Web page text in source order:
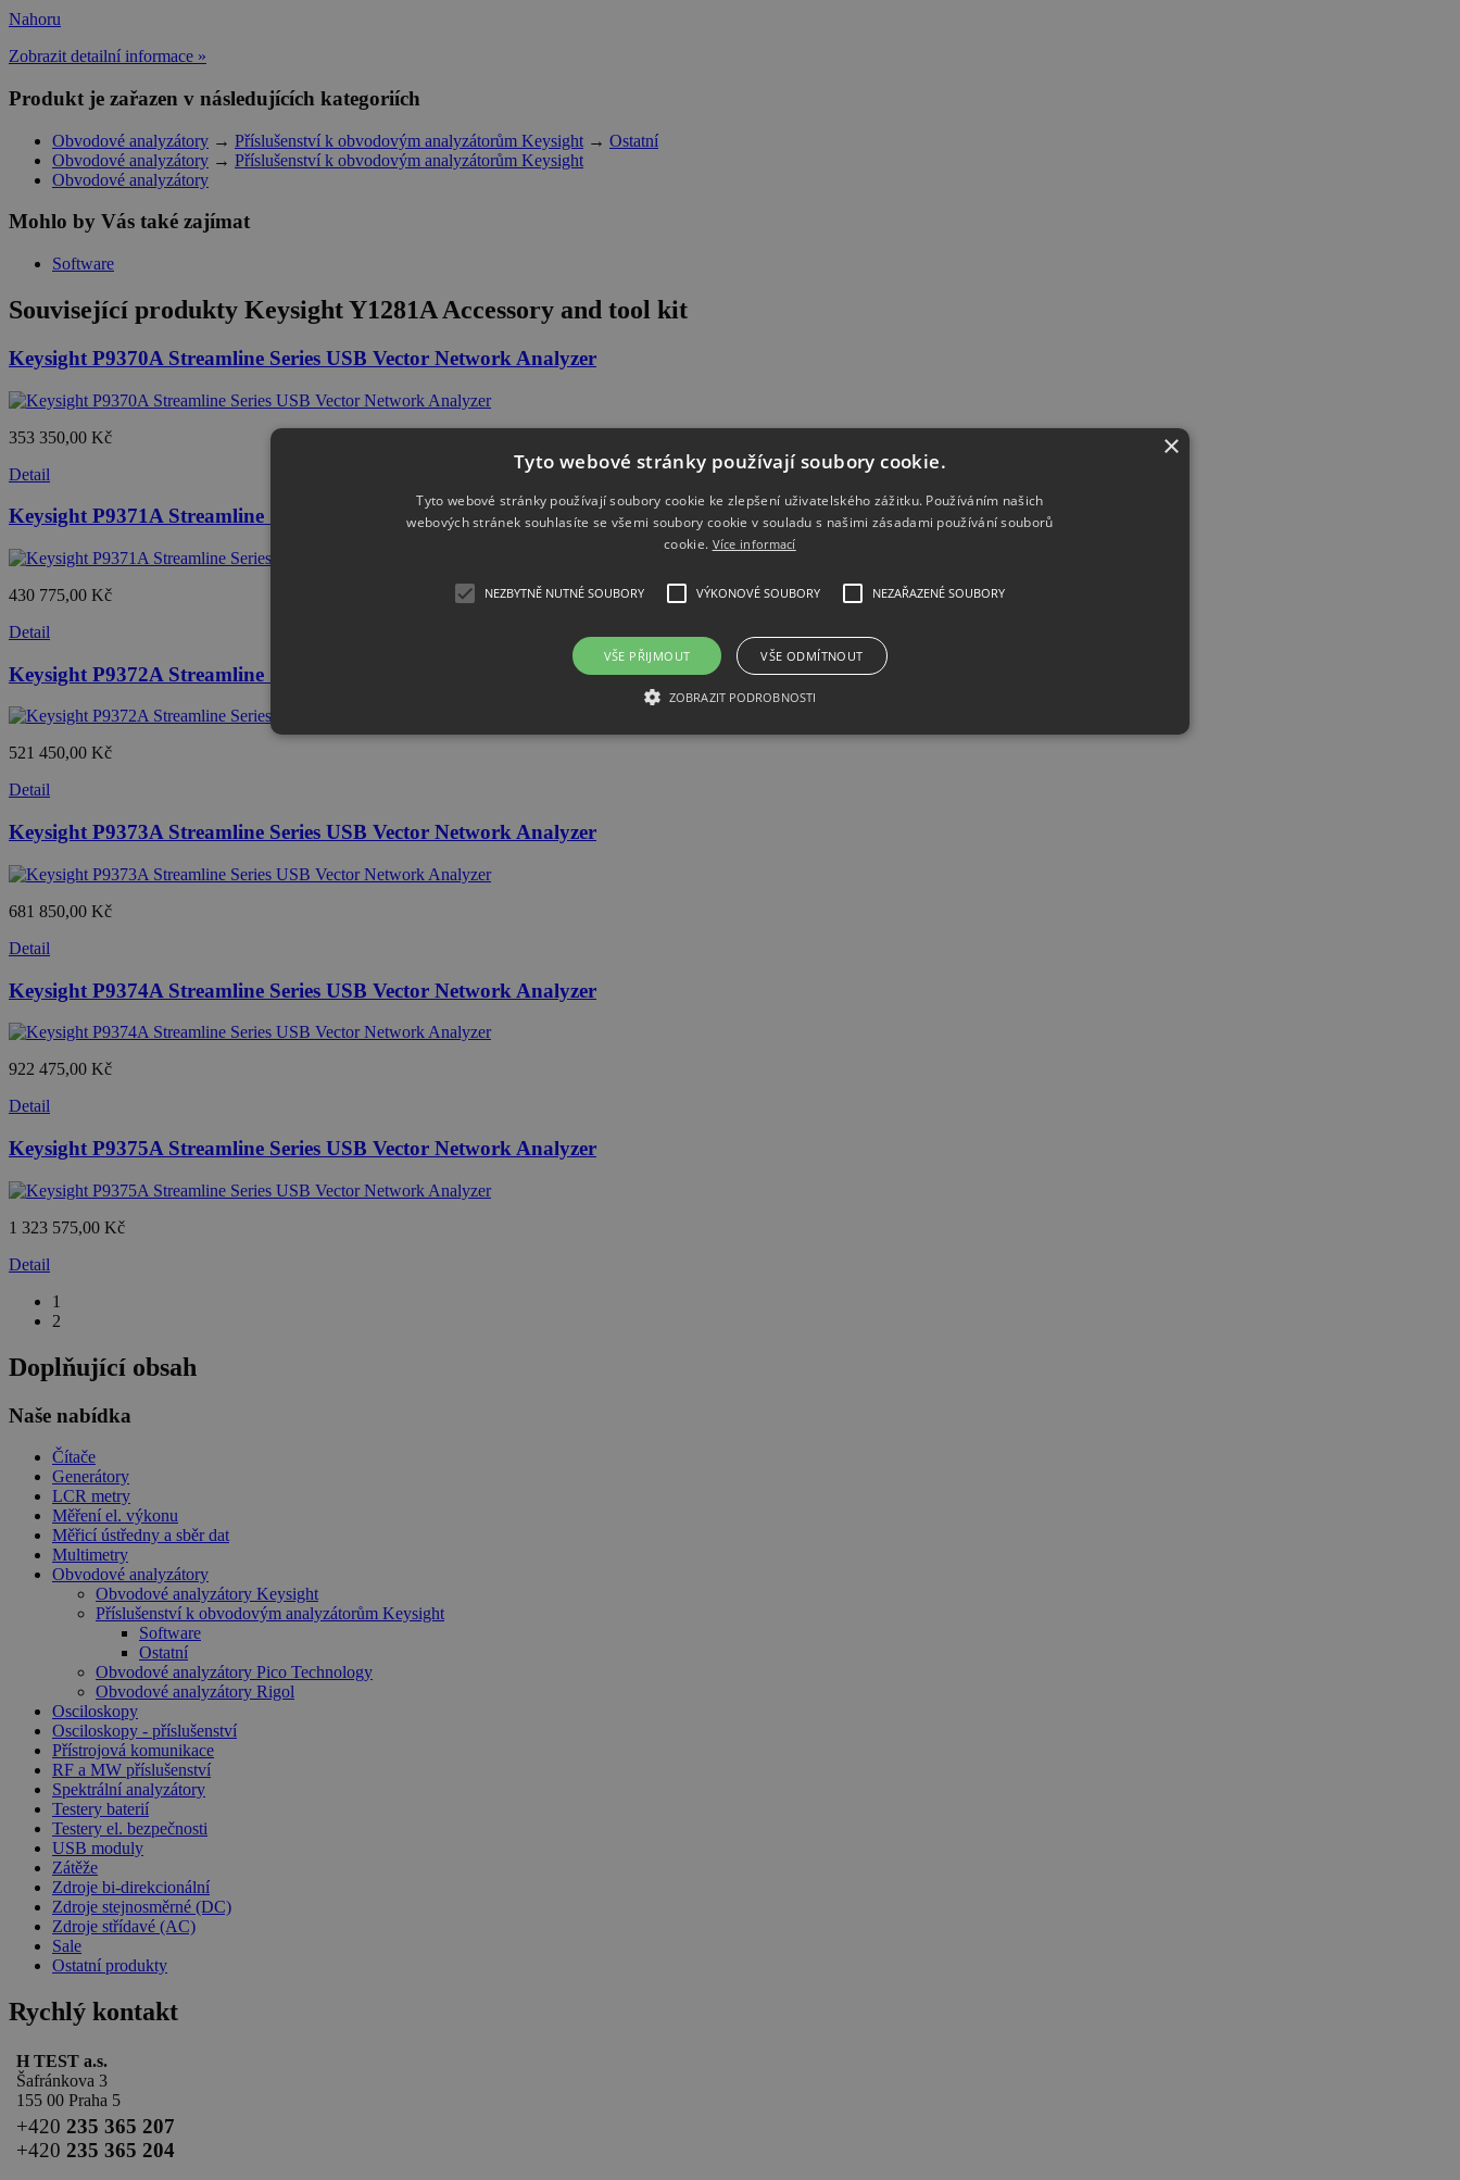
Nahoru
Zobrazit detailní informace »
Produkt je zařazen v následujících kategoriích
Obvodové analyzátory → Příslušenství k obvodovým analyzátorům Keysight → Ostatní
Obvodové analyzátory → Příslušenství k obvodovým analyzátorům Keysight
Obvodové analyzátory
Mohlo by Vás také zajímat
Software
Související produkty Keysight Y1281A Accessory and tool kit
Keysight P9370A Streamline Series USB Vector Network Analyzer
353 350,00 Kč
Detail
Keysight P9371A Streamline Series USB Vector Network Analyzer
430 775,00 Kč
Detail
Keysight P9372A Streamline Series USB Vector Network Analyzer
521 450,00 Kč
Detail
Keysight P9373A Streamline Series USB Vector Network Analyzer
681 850,00 Kč
Detail
Keysight P9374A Streamline Series USB Vector Network Analyzer
922 475,00 Kč
Detail
Keysight P9375A Streamline Series USB Vector Network Analyzer
1 323 575,00 Kč
Detail
1
2
Doplňující obsah
Naše nabídka
Čítače
Generátory
LCR metry
Měření el. výkonu
Měřicí ústředny a sběr dat
Multimetry
Obvodové analyzátory
Obvodové analyzátory Keysight
Příslušenství k obvodovým analyzátorům Keysight
Software
Ostatní
Obvodové analyzátory Pico Technology
Obvodové analyzátory Rigol
Osciloskopy
Osciloskopy - příslušenství
Přístrojová komunikace
RF a MW příslušenství
Spektrální analyzátory
Testery baterií
Testery el. bezpečnosti
USB moduly
Zátěže
Zdroje bi-direkcionální
Zdroje stejnosměrné (DC)
Zdroje střídavé (AC)
Sale
Ostatní produkty
Rychlý kontakt
H TEST a.s.
Šafránkova 3
155 00 Praha 5
+420 235 365 207
+420 235 365 204
×
Tyto webové stránky používají soubory cookie.
Tyto webové stránky používají soubory cookie ke zlepšení uživatelského zážitku. Používáním našich
webových stránek souhlasíte se všemi soubory cookie v souladu s našimi zásadami používání souborů
cookie. Více informací
NEZBYTNĚ NUTNÉ SOUBORY VÝKONOVÉ SOUBORY NEZAŘAZENÉ SOUBORY
VŠE PŘIJMOUT VŠE ODMÍTNOUT
ZOBRAZIT PODROBNOSTI